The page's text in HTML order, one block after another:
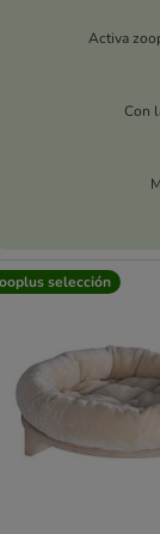
Activa
Con
selección